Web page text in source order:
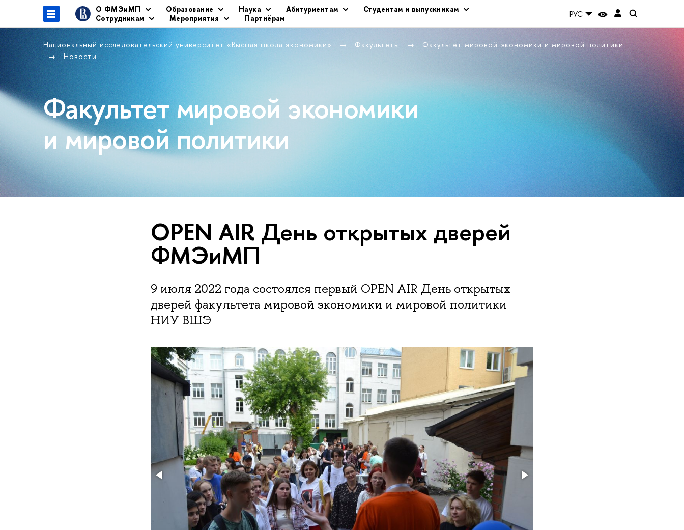
О ФМЭиМП Образование Наука Абитуриентам
Студентам и выпускникам
Сотрудникам
Мероприятия Партнёрам РУС
Национальный исследовательский университет «Высшая школа экономики» Факультеты
Факультет мировой экономики и мировой политики
Новости
Факультет мировой экономики
и мировой политики
OPEN AIR День открытых дверей
ФМЭиМП
9 июля 2022 года состоялся первый OPEN AIR День открытых
дверей факультета мировой экономики и мировой политики
НИУ ВШЭ